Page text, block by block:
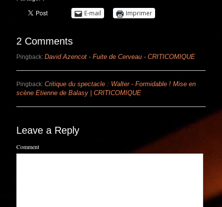
E-mail Imprimer
2 Comments
Pingback:David Azencot - Fuite de Cerveau - CRITICOMIQUE
Pingback:Critique du spectacle : Walter - Formidable ! Mise en
scène Etienne de Balasy | CRITICOMIQUE
Leave a Reply
Comment